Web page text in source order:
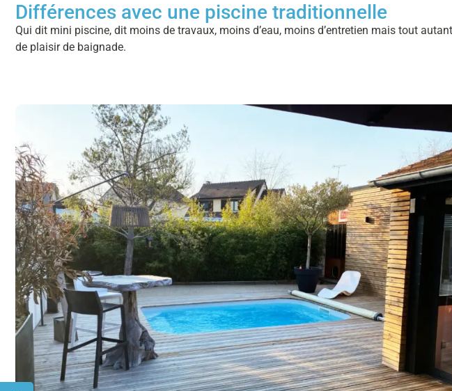
Différences avec une piscine traditionnelle
Qui dit mini piscine, dit moins de travaux, moins d’eau, moins d’entretien mais tout autant
de plaisir de baignade.